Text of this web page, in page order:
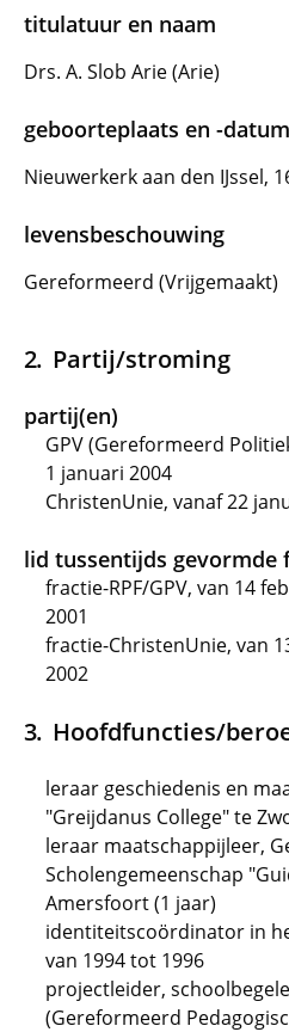
titulatuur en naam
Drs. A. Slob Arie (Arie)
geboorteplaats en -datum
Nieuwerkerk aan den IJssel,
levensbeschouwing
Gereformeerd (Vrijgemaakt)
Partij/stroming
partij(en)
GPV (Gereformeerd
1 januari 2004
ChristenUnie, vanaf 22
lid tussentijds gevormde
fractie-RPF/GPV, van 14
2001
fractie-ChristenUnie, van
2002
Hoofdfuncties/
leraar geschiedenis en
"Greijdanus College" te
leraar maatschappijleer,
Scholengemeenschap
Amersfoort (1 jaar)
identiteitscoördinator in
van 1994 tot 1996
projectleider,
(Gereformeerd